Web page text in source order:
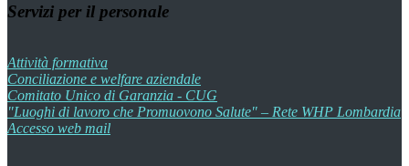
Servizi per il personale
Attività formativa
Conciliazione e welfare aziendale
Comitato Unico di Garanzia - CUG
"Luoghi di lavoro che Promuovono Salute" – Rete WHP Lombardia
Accesso web mail